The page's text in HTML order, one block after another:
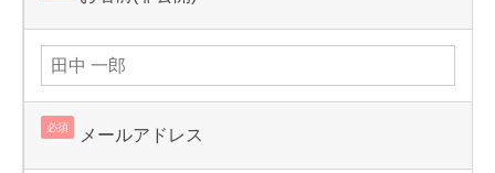
必須 メールアドレス